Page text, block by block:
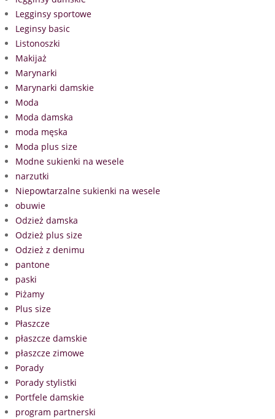
Legginsy sportowe
Leginsy basic
Listonoszki
Makijaż
Marynarki
Marynarki damskie
Moda
Moda damska
moda męska
Moda plus size
Modne sukienki na wesele
narzutki
Niepowtarzalne sukienki na wesele
obuwie
Odzież damska
Odzież plus size
Odzież z denimu
pantone
paski
Piżamy
Plus size
Płaszcze
płaszcze damskie
płaszcze zimowe
Porady
Porady stylistki
Portfele damskie
program partnerski